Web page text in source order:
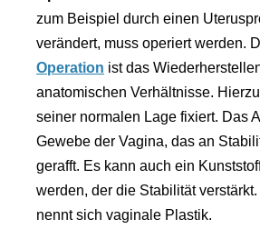
zum Beispiel durch einen
verändert, muss operiert werden.
Operation ist das
anatomischen Verhältnisse.
seiner normalen Lage fixiert. Das
Gewebe der Vagina, das an
gerafft. Es kann auch ein
werden, der die Stabilität
nennt sich vaginale Plastik.